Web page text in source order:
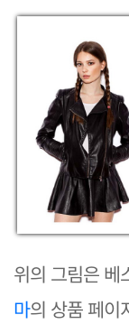
위의 그림은 베
마의 상품 페이